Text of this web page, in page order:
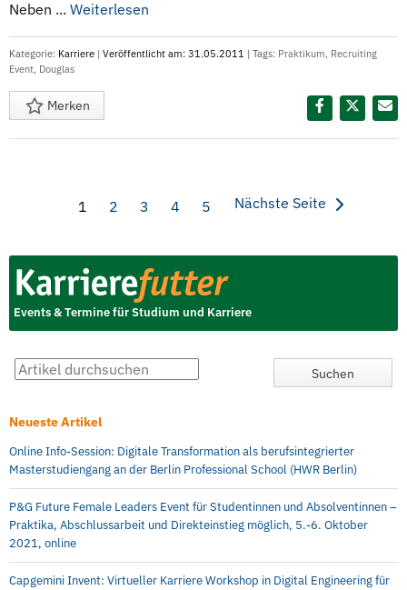
Neben ... Weiterlesen
Kategorie: Karriere | Veröffentlicht am: 31.05.2011 | Tags: Praktikum, Recruiting
Event, Douglas
Merken
1 2 3 4 5 Nächste Seite
Events & Termine für Studium und Karriere
Neueste Artikel
Online Info-Session: Digitale Transformation als berufsintegrierter
Masterstudiengang an der Berlin Professional School (HWR Berlin)
P&G Future Female Leaders Event für Studentinnen und Absolventinnen –
Praktika, Abschlussarbeit und Direkteinstieg möglich, 5.-6. Oktober
2021, online
Capgemini Invent: Virtueller Karriere Workshop in Digital Engineering für